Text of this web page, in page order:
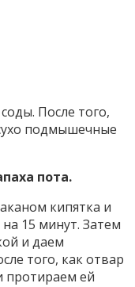
После того,
подмышечные
пота.
кипятка и
15 минут. Затем
и даем
того, как отвар
протираем ей